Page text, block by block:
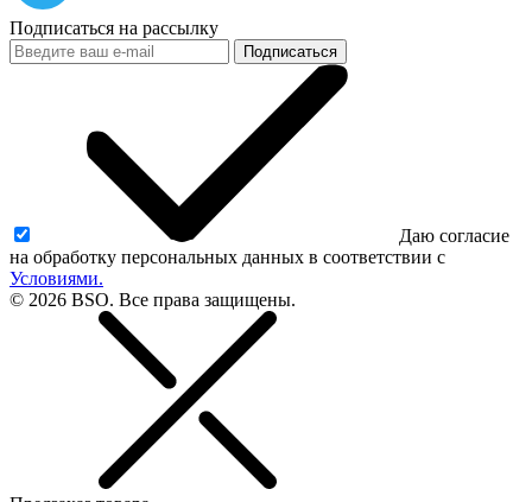
Подписаться на рассылку
Подписаться
Даю согласие
на обработку персональных данных в соответствии с
Условиями.
© 2026 BSO. Все права защищены.